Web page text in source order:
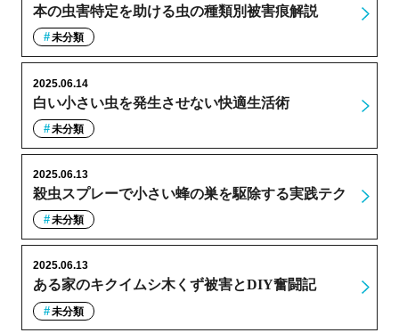
本の虫害特定を助ける虫の種類別被害痕解説
未分類
白い小さい虫を発生させない快適生活術
2025.06.14
未分類
殺虫スプレーで小さい蜂の巣を駆除する実践テク
2025.06.13
未分類
ある家のキクイムシ木くず被害とDIY奮闘記
2025.06.13
未分類